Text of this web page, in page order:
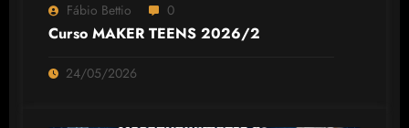
Fábio Bettio 0
Curso MAKER TEENS 2026/2
24/05/2026